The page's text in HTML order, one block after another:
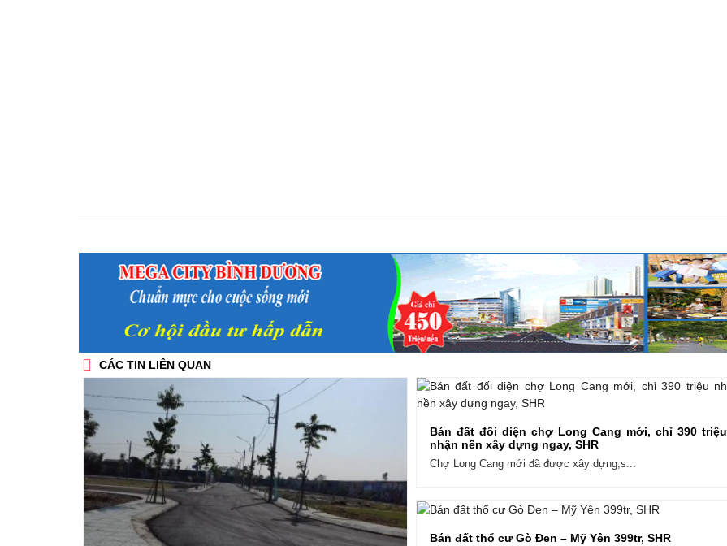
CÁC TIN LIÊN QUAN
Bán đất đối diện chợ Long Cang mới, chỉ 390 triệu
nhận nền xây dựng ngay, SHR
Chợ Long Cang mới đã được xây dựng,s...
Bán đất thổ cư Gò Đen – Mỹ Yên 399tr, SHR